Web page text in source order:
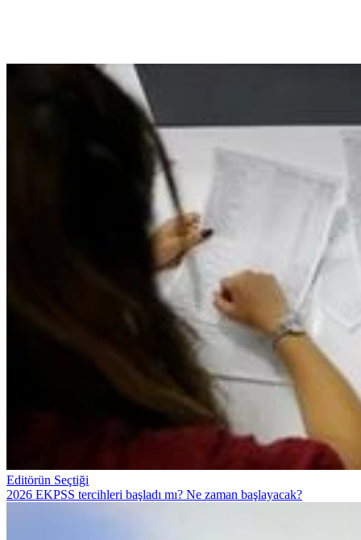
Editörün Seçtiği
2026 EKPSS tercihleri başladı mı? Ne zaman başlayacak?